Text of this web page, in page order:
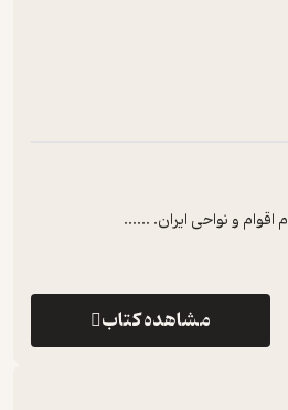
و نواحی ایران. ......
مشاهده کتاب